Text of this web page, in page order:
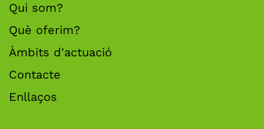
Qui som?
Què oferim?
Àmbits d'actuació
Contacte
Enllaços